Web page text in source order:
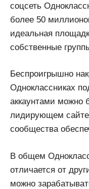
соцсеть
более 50
идеальная
собственные
Беспроигрышно
Одноклассниках
аккаунтами можно
лидирующем
сообщества
В общем
отличается от
можно